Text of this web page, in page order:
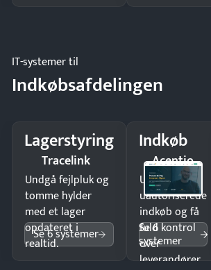
IT-systemer til
Indkøbsafdelingen
Lagerstyring
Tracelink
Undgå fejlpluk og
tomme hylder
med et lager
opdateret i
realtid.
Se 6 systemer
Indkøb
Acentio
Undgå
uautoriserede
indkøb og få
fuld kontrol
over
leverandører
Se 6
systemer